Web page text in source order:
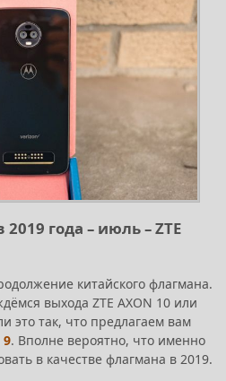
года – июль – ZTE
китайского флагмана.
выхода ZTE AXON 10 или
это так, что предлагаем вам
9. Вполне вероятно, что именно
в качестве флагмана в 2019.